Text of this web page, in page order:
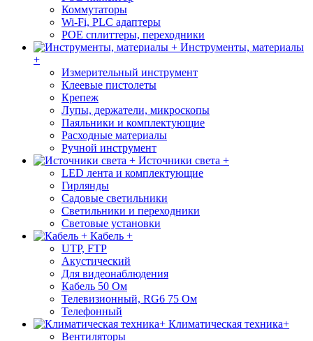
Коммутаторы
Wi-Fi, PLC адаптеры
POE сплиттеры, переходники
Инструменты, материалы
+
Измерительный инструмент
Клеевые пистолеты
Крепеж
Лупы, держатели, микроскопы
Паяльники и комплектующие
Расходные материалы
Ручной инструмент
Источники света +
LED лента и комплектующие
Гирлянды
Садовые светильники
Светильники и переходники
Световые установки
Кабель +
UTP, FTP
Акустический
Для видеонаблюдения
Кабель 50 Ом
Телевизионный, RG6 75 Ом
Телефонный
Климатическая техника+
Вентиляторы